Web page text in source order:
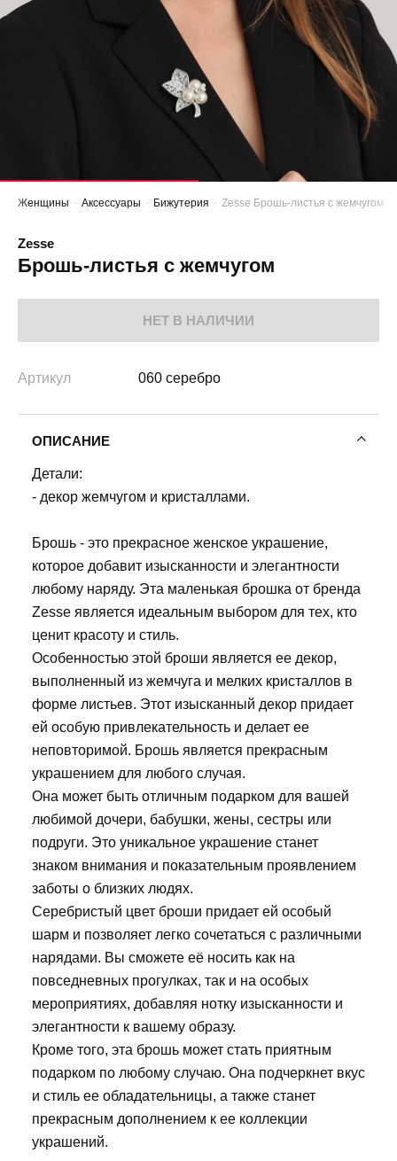
Женщины Аксессуары Бижутерия Zesse Брошь-листья с жемчугом
Zesse
Брошь-листья с жемчугом
НЕТ В НАЛИЧИИ
Артикул 060 серебро
ОПИСАНИЕ
Детали:
- декор жемчугом и кристаллами.
Брошь - это прекрасное женское украшение,
которое добавит изысканности и элегантности
любому наряду. Эта маленькая брошка от бренда
Zesse является идеальным выбором для тех, кто
ценит красоту и стиль.
Особенностью этой броши является ее декор,
выполненный из жемчуга и мелких кристаллов в
форме листьев. Этот изысканный декор придает
ей особую привлекательность и делает ее
неповторимой. Брошь является прекрасным
украшением для любого случая.
Она может быть отличным подарком для вашей
любимой дочери, бабушки, жены, сестры или
подруги. Это уникальное украшение станет
знаком внимания и показательным проявлением
заботы о близких людях.
Серебристый цвет броши придает ей особый
шарм и позволяет легко сочетаться с различными
нарядами. Вы сможете её носить как на
повседневных прогулках, так и на особых
мероприятиях, добавляя нотку изысканности и
элегантности к вашему образу.
Кроме того, эта брошь может стать приятным
подарком по любому случаю. Она подчеркнет вкус
и стиль ее обладательницы, а также станет
прекрасным дополнением к ее коллекции
украшений.